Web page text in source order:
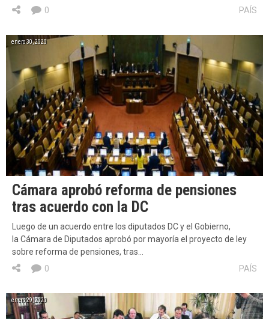
PAÍS
0
enero 30, 2020
Cámara aprobó reforma de pensiones
tras acuerdo con la DC
Luego de un acuerdo entre los diputados DC y el Gobierno,
la Cámara de Diputados aprobó por mayoría el proyecto de ley
sobre reforma de pensiones, tras…
PAÍS
0
enero 29, 2020